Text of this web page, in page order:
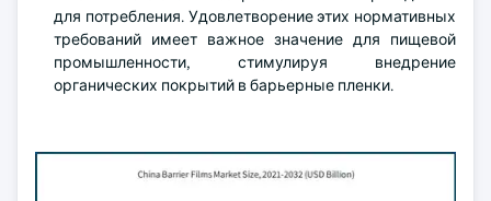
для потребления. Удовлетворение этих нормативных
требований имеет важное значение для пищевой
промышленности, стимулируя внедрение
органических покрытий в барьерные пленки.